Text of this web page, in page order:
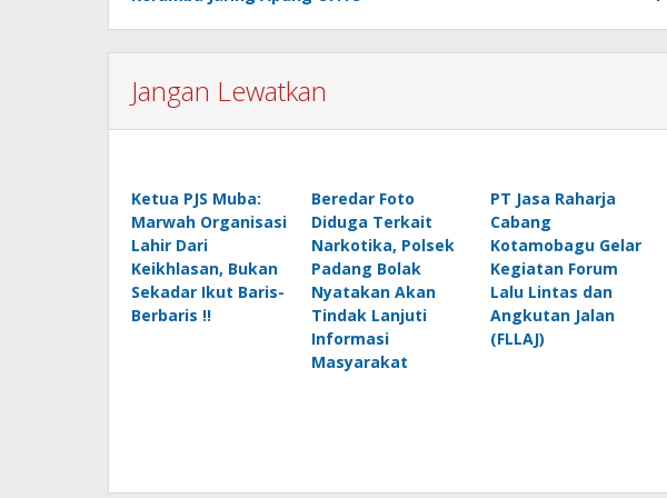
Jangan Lewatkan
Ketua PJS Muba:
Marwah Organisasi
Lahir Dari
Keikhlasan, Bukan
Sekadar Ikut Baris-
Berbaris !!
Beredar Foto
Diduga Terkait
Narkotika, Polsek
Padang Bolak
Nyatakan Akan
Tindak Lanjuti
Informasi
Masyarakat
PT Jasa Raharja
Cabang
Kotamobagu Gelar
Kegiatan Forum
Lalu Lintas dan
Angkutan Jalan
(FLLAJ)